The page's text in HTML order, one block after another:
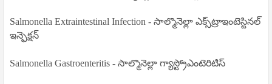
Salmonella Extraintestinal Infection - సాల్మొనెల్లా ఎక్స్‌ట్రాఇంటెస్టినల్
ఇన్ఫెక్షన్
Salmonella Gastroenteritis - సాల్మొనెల్లా గ్యాస్ట్రోఎంటెరిటిస్